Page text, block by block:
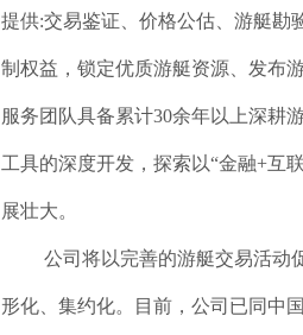
提供:交易鉴证、价格公估、游艇勘
制权益，锁定优质游艇资源、发布
服务团队具备累计30余年以上深耕
工具的深度开发，探索以“金融+互
展壮大。
公司将以完善的游艇交易活动
形化、集约化。目前，公司已同中